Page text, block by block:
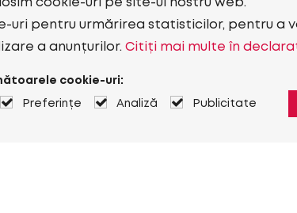
cookie-uri pe site-ul nostru web.
uri pentru urmărirea statisticilor, pentru a
a anunțurilor. Citiți mai multe în
cookie-uri:
Preferințe Analiză Publicitate